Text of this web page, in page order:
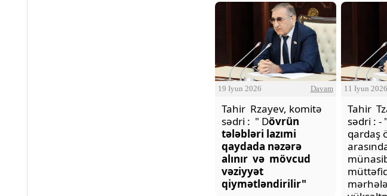
19 Iyun 2026 Davam
Tahir Rzayev, komitə
sədri : " Dövrün
tələbləri lazımi
qaydada nəzərə
alınır və mövcud
vəziyyət
qiymətləndirilir"
11 Iyun 2026
Tahir
sədri : -
qardaş